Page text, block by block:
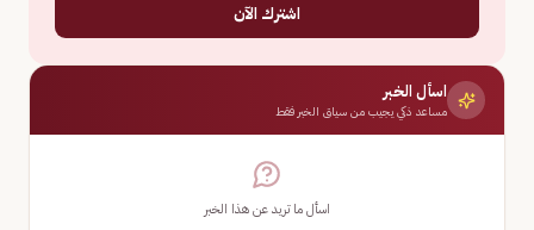
اشترك الآن
اسأل الخبر
مساعد ذكي يجيب من سياق الخبر فقط
اسأل ما تريد عن هذا الخبر